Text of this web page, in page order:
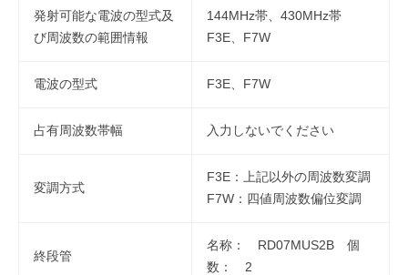
発射可能な電波の型式及
び周波数の範囲情報
144MHz帯、430MHz帯
F3E、F7W
電波の型式 F3E、F7W
占有周波数帯幅 入力しないでください
変調方式
F3E：上記以外の周波数変調
F7W：四値周波数偏位変調
終段管
名称： RD07MUS2B 個
数： 2